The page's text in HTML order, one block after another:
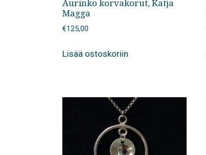
Aurinko korvakorut, Katja
Magga
€125,00
Lisää ostoskoriin